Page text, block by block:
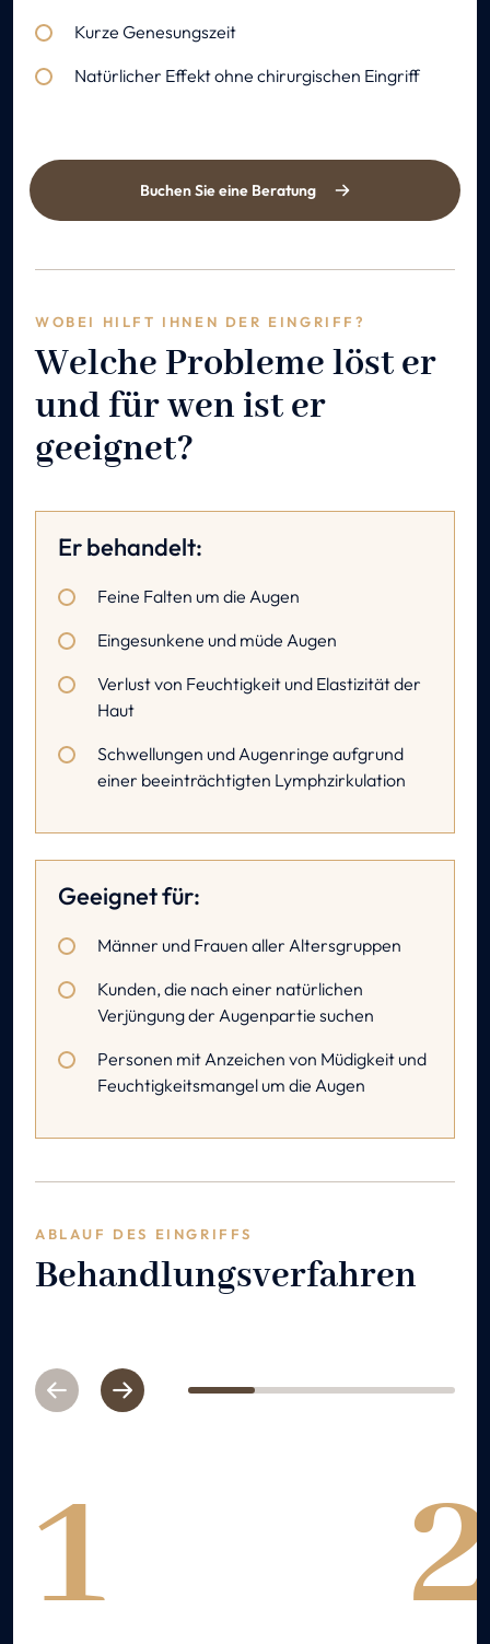
Kurze Genesungszeit
Natürlicher Effekt ohne chirurgischen Eingriff
Buchen Sie eine Beratung
WOBEI HILFT IHNEN DER EINGRIFF?
Welche Probleme löst er
und für wen ist er
geeignet?
Er behandelt:
Feine Falten um die Augen
Eingesunkene und müde Augen
Verlust von Feuchtigkeit und Elastizität der
Haut
Schwellungen und Augenringe aufgrund
einer beeinträchtigten Lymphzirkulation
Geeignet für:
Männer und Frauen aller Altersgruppen
Kunden, die nach einer natürlichen
Verjüngung der Augenpartie suchen
Personen mit Anzeichen von Müdigkeit und
Feuchtigkeitsmangel um die Augen
ABLAUF DES EINGRIFFS
Behandlungsverfahren
PreviousNext 1 2 3 4
1